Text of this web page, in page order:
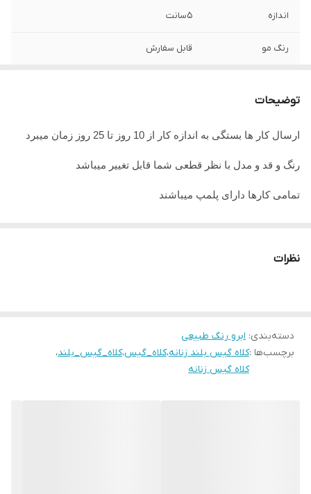
اندازه 5سانت
رنگ مو قابل سفارش
توضیحات
ارسال کار ها بستگی به اندازه کار از 10 روز تا 25 روز زمان میبرد
رنگ و قد و مدل با نظر قطعی شما قابل تغییر میباشد
تمامی کارها دارای پلمپ میباشند
در صورت داشتن سوال میتوانید از پشتیبان های ما راهنمایی دریافت
لطفا در گرفتن سریع کار عجله نفرمایید
نظرات
دسته‌بندی: ابرو رنگ طبیعی
برچسب‌ها :کلاه گیس بلند زنانه،کلاه_گیس،کلاه_گیس_بلند،
کلاه گیس زنانه